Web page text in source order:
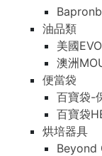
油品類
美國
澳洲
便當袋
百寶袋-
百寶袋
烘培器具
Beyond